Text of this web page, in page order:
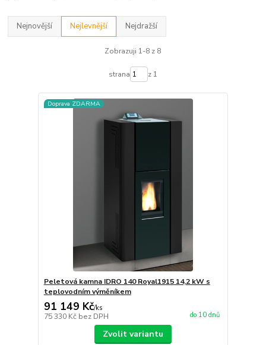
Nejnovější Nejlevnější Nejdražší
Zobrazuji 1-8 z 8
strana z 1
Doprava ZDARMA
Peletová kamna IDRO 140 Royal1915 14,2 kW s
teplovodním výměníkem
91 149 Kč/ks
75 330 Kč bez DPH do 10 dnů
Zvolit variantu